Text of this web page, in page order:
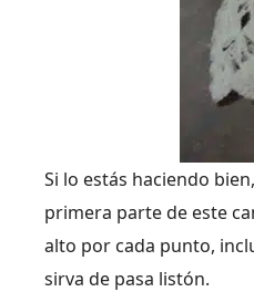
Si lo estás haciendo
primera parte de este
alto por cada punto,
sirva de pasa listón.